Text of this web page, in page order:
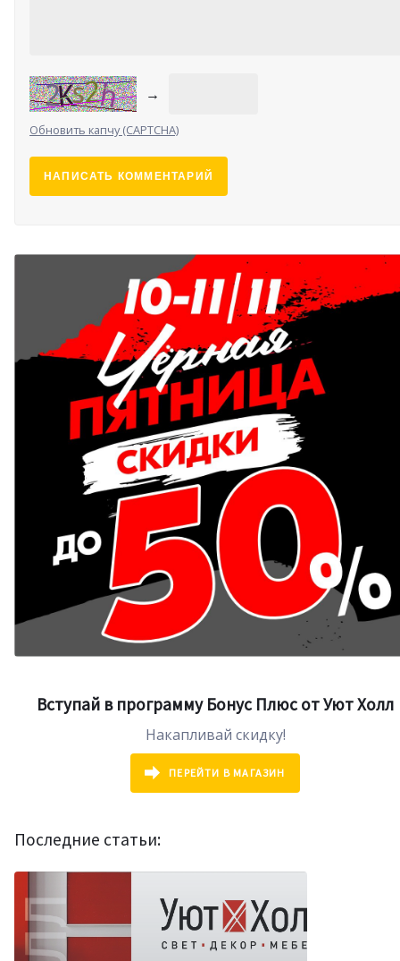
→
Обновить капчу (CAPTCHA)
Вступай в программу Бонус Плюс от Уют Холл
Накапливай скидку!
ПЕРЕЙТИ В МАГАЗИН
Последние статьи: